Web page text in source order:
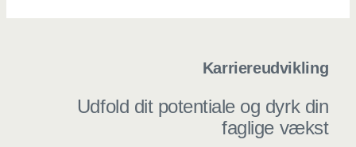
Karriereudvikling
Udfold dit potentiale og dyrk din
faglige vækst